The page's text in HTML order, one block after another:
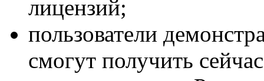
лицензий;
пользователи
смогут получить